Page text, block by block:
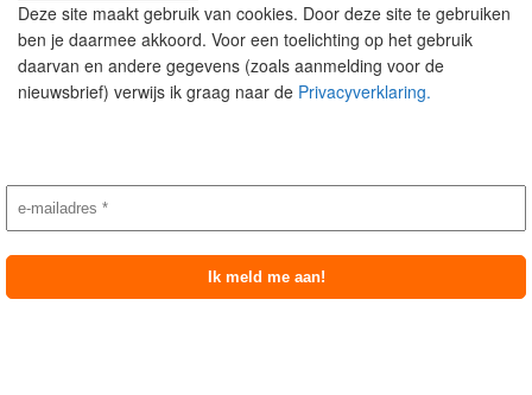
Deze site maakt gebruik van cookies. Door deze site te gebruiken
ben je daarmee akkoord. Voor een toelichting op het gebruik
daarvan en andere gegevens (zoals aanmelding voor de
nieuwsbrief) verwijs ik graag naar de Privacyverklaring.